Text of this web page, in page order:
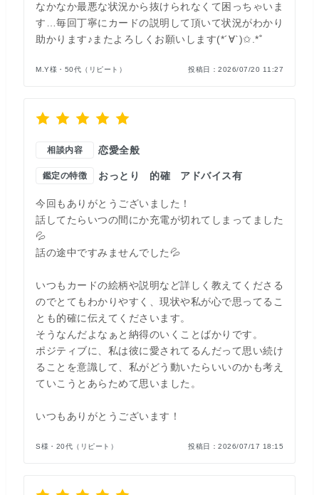
なかなか最悪な状況から抜けられなくて困っちゃいま
す…毎回丁寧にカードの説明して頂いて状況がわかり
助かります♪またよろしくお願いします(*´∀`)✩.*˚
M.Y様・50代（リピート） 投稿日： 2026/07/20 11:27
相談内容 恋愛全般
鑑定の特徴 おっとり 的確 アドバイス有
今回もありがとうございました！
話してたらいつの間にか充電が切れてしまってました
💦
話の途中ですみませんでした💦
いつもカードの絵柄や説明など詳しく教えてくださる
のでとてもわかりやすく、現状や私が心で思ってるこ
とも的確に伝えてくださいます。
そうなんだよなぁと納得のいくことばかりです。
ポジティブに、私は彼に愛されてるんだって思い続け
ることを意識して、私がどう動いたらいいのかも考え
ていこうとあらためて思いました。
いつもありがとうございます！
S様・20代（リピート） 投稿日： 2026/07/17 18:15